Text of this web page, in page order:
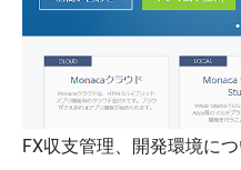
FX収支管理、開発環境に